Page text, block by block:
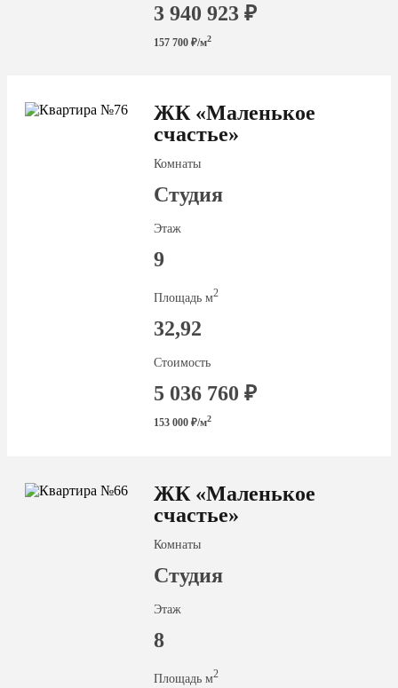
3 940 923 ₽
157 700 ₽/м2
ЖК «Маленькое
счастье»
Комнаты
Студия
Этаж
9
Площадь м2
32,92
Стоимость
5 036 760 ₽
153 000 ₽/м2
ЖК «Маленькое
счастье»
Комнаты
Студия
Этаж
8
Площадь м2